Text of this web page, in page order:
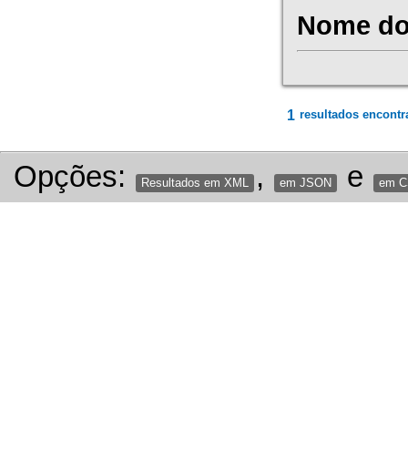
Nome
1 resultados
Opções: Resultados em XML , em JSON e em